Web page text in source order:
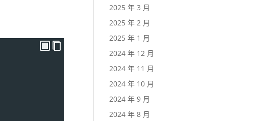
2025 年 3 月
2025 年 2 月
2025 年 1 月
2024 年 12 月
2024 年 11 月
2024 年 10 月
2024 年 9 月
2024 年 8 月